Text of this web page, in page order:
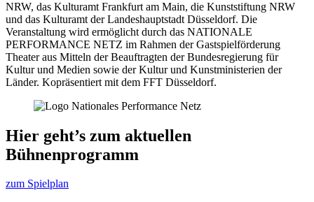
NRW, das Kulturamt Frankfurt am Main, die Kunststiftung NRW
und das Kulturamt der Landeshauptstadt Düsseldorf. Die
Veranstaltung wird ermöglicht durch das NATIONALE
PERFORMANCE NETZ im Rahmen der Gastspielförderung
Theater aus Mitteln der Beauftragten der Bundesregierung für
Kultur und Medien sowie der Kultur­ und Kunstministerien der
Länder. Ko­präsentiert mit dem FFT Düsseldorf.
Hier geht’s zum aktuellen
Bühnenprogramm
zum Spielplan